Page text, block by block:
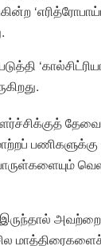
பணிகளுக்கு